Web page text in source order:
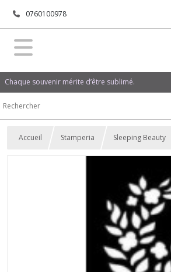
0760100978
Chaque souvenir mérite d’être sublimé.
Accueil Stamperia Sleeping Beauty